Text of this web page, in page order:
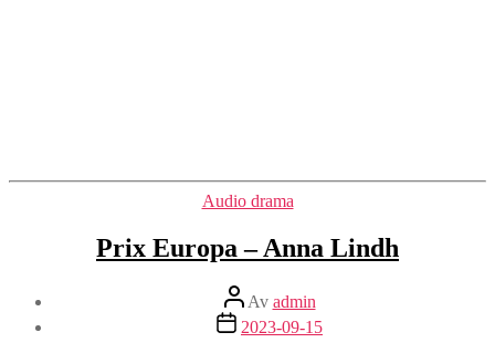
Kategorier
Audio drama
Prix Europa – Anna Lindh
Inläggsförfattare
Av admin
Inläggsdatum
2023-09-15